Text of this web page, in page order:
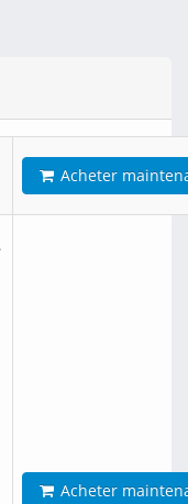
Acheter
Acheter